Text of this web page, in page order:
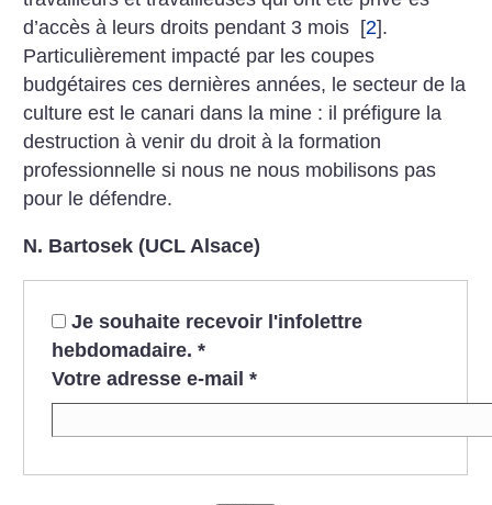
d’accès à leurs droits pendant 3 mois [2].
Particulièrement impacté par les coupes
budgétaires ces dernières années, le secteur de la
culture est le canari dans la mine : il préfigure la
destruction à venir du droit à la formation
professionnelle si nous ne nous mobilisons pas
pour le défendre.
N. Bartosek (UCL Alsace)
Je souhaite recevoir l'infolettre
hebdomadaire. *
Votre adresse e-mail *